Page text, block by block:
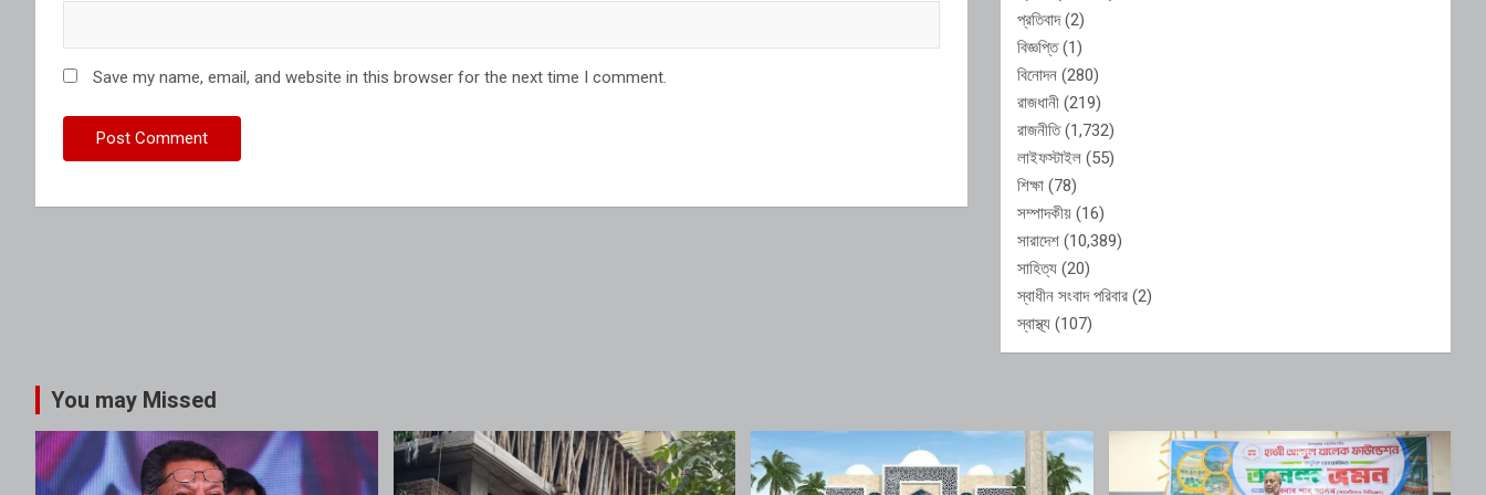
Save my name, email, and website in this browser for the next time I comment.
প্রতিবাদ(2)
বিজ্ঞপ্তি(1)
বিনোদন (280)
রাজধানী (219)
রাজনীতি(1,732)
লাইফস্টাইল (55)
শিক্ষা (78)
সম্পাদকীয় (16)
সারাদেশ (10,389)
সাহিত্য (20)
স্বাধীন সংবাদ পরিবার (2)
স্বাস্থ্য (107)
You may Missed